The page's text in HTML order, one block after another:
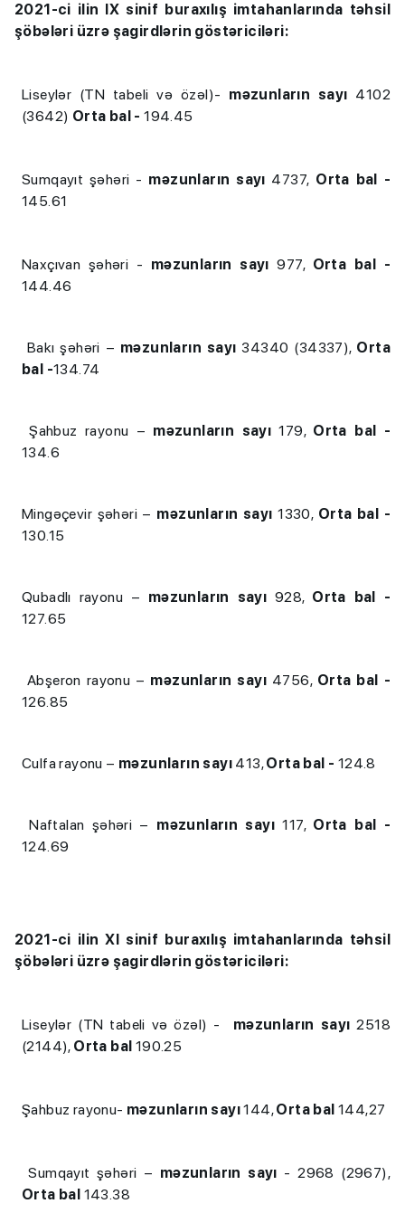
2021-ci ilin IX sinif buraxılış imtahanlarında təhsil
şöbələri üzrə şagirdlərin göstəriciləri:
Liseylər (TN tabeli və özəl)- məzunların sayı 4102
(3642) Orta bal -194.45
Sumqayıt şəhəri - məzunların sayı 4737, Orta bal -
145.61
Naxçıvan şəhəri - məzunların sayı977, Orta bal -
144.46
Bakı şəhəri – məzunların sayı34340 (34337), Orta
bal -134.74
Şahbuz rayonu – məzunların sayı179, Orta bal -
134.6
Mingəçevir şəhəri – məzunların sayı1330, Orta bal -
130.15
Qubadlı rayonu – məzunların sayı 928, Orta bal -
127.65
Abşeron rayonu – məzunların sayı 4756, Orta bal -
126.85
Culfa rayonu – məzunların sayı 413,Orta bal - 124.8
Naftalan şəhəri – məzunların sayı 117, Orta bal -
124.69
2021-ci ilin XI sinif buraxılış imtahanlarında təhsil
şöbələri üzrə şagirdlərin göstəriciləri:
Liseylər (TN tabeli və özəl) - məzunların sayı2518
(2144), Orta bal 190.25
Şahbuz rayonu- məzunların sayı144,Orta bal 144,27
Sumqayıt şəhəri – məzunların sayı - 2968 (2967),
Orta bal 143.38